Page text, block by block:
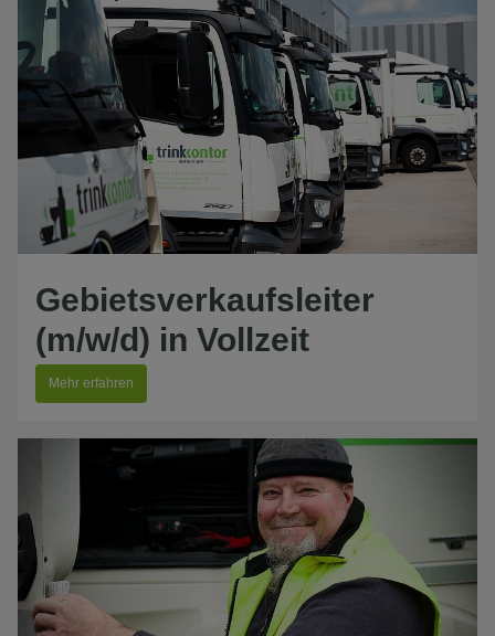
Gebietsverkaufsleiter
(m/w/d) in Vollzeit
Mehr erfahren